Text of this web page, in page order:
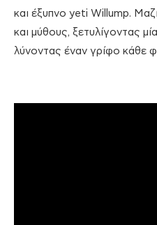
και έξυπνο yeti Willump.
και μύθους, ξετυλίγοντας
λύνοντας έναν γρίφο κάθε